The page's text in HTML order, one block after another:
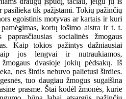
pasilieka tik pažįstami. Tokių pažinčių
egoistinis motyvas ar kartais ir kuri
kortų lošimo aistra ir t. t.
socialinės žmogaus
Kaip tokios pažintys dažniausiai
jos lengvai ir nutraukiamos,
žmogaus dvasioje jokių pėdsakų. Iš
nes širdis nebuvo palietusi širdies.
tuo daugiau žmogus sugaišina
prasme. Štai kodėl žmonės, kurie